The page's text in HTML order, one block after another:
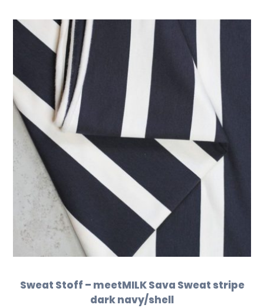
Sweat Stoff – meetMILK Sava Sweat stripe
dark navy/shell